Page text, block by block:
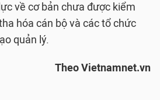
về cơ bản chưa được kiểm
hóa cán bộ và các tổ chức
quản lý.
Theo Vietnamnet.vn